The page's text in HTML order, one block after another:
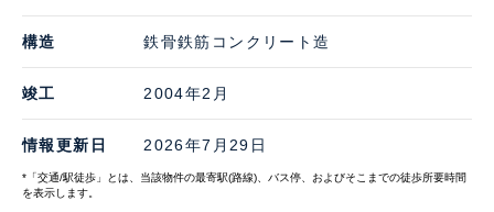
構造 鉄骨鉄筋コンクリート造
竣工 2004年2月
情報更新日 2026年7月29日
*「交通/駅徒歩」とは、当該物件の最寄駅(路線)、バス停、およびそこまでの徒歩所要時間
を表示します。